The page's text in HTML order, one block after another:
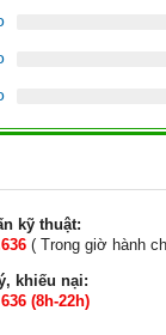
kỹ thuật:
( Trong giờ hành
khiếu nại:
(8h-22h)